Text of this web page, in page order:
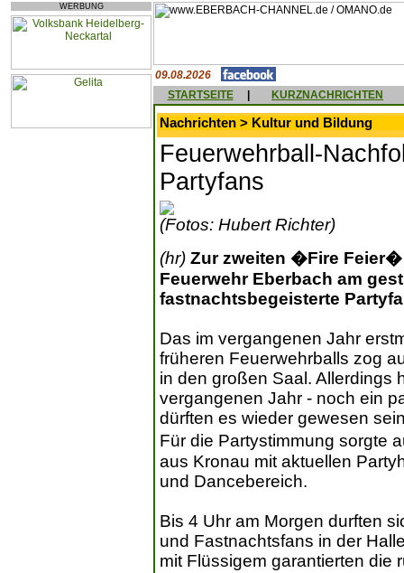
WERBUNG
09.08.2026
STARTSEITE
KURZNACHRICHTEN
Nachrichten > Kultur und Bildung
Feuerwehrball-
Partyfans
(Fotos: Hubert Richter)
(hr) Zur zweiten �Fire Feier�
Feuerwehr Eberbach am
fastnachtsbegeisterte
Das im vergangenen Jahr
früheren Feuerwehrballs zog
in den großen Saal. Allerdings
vergangenen Jahr - noch ein
dürften es wieder gewesen
Für die Partystimmung sorgte
aus Kronau mit aktuellen
und Dancebereich.
Bis 4 Uhr am Morgen durften
und Fastnachtsfans in der
mit Flüssigem garantierten die